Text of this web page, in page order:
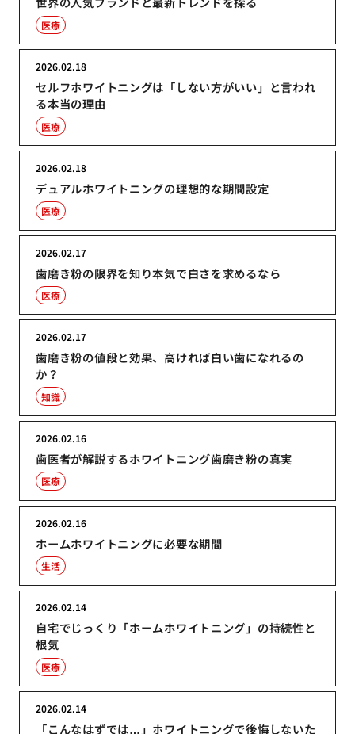
医療
セルフホワイトニングは「しない方がいい」と言われ
る本当の理由
2026.02.18
医療
デュアルホワイトニングの理想的な期間設定
2026.02.18
医療
歯磨き粉の限界を知り本気で白さを求めるなら
2026.02.17
医療
歯磨き粉の値段と効果、高ければ白い歯になれるの
か？
2026.02.17
知識
歯医者が解説するホワイトニング歯磨き粉の真実
2026.02.16
医療
ホームホワイトニングに必要な期間
2026.02.16
生活
自宅でじっくり「ホームホワイトニング」の持続性と
根気
2026.02.14
医療
「こんなはずでは…」ホワイトニングで後悔しないた
2026.02.14